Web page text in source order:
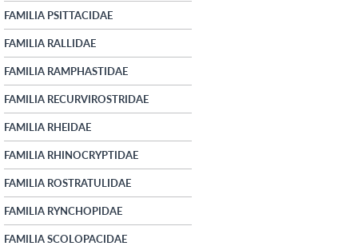
FAMILIA PSITTACIDAE
FAMILIA RALLIDAE
FAMILIA RAMPHASTIDAE
FAMILIA RECURVIROSTRIDAE
FAMILIA RHEIDAE
FAMILIA RHINOCRYPTIDAE
FAMILIA ROSTRATULIDAE
FAMILIA RYNCHOPIDAE
FAMILIA SCOLOPACIDAE